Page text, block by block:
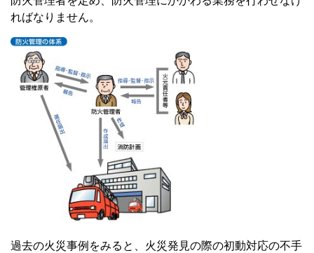
ればなりません。
過去の火災事例をみると、火災発見の際の初動対応の不手